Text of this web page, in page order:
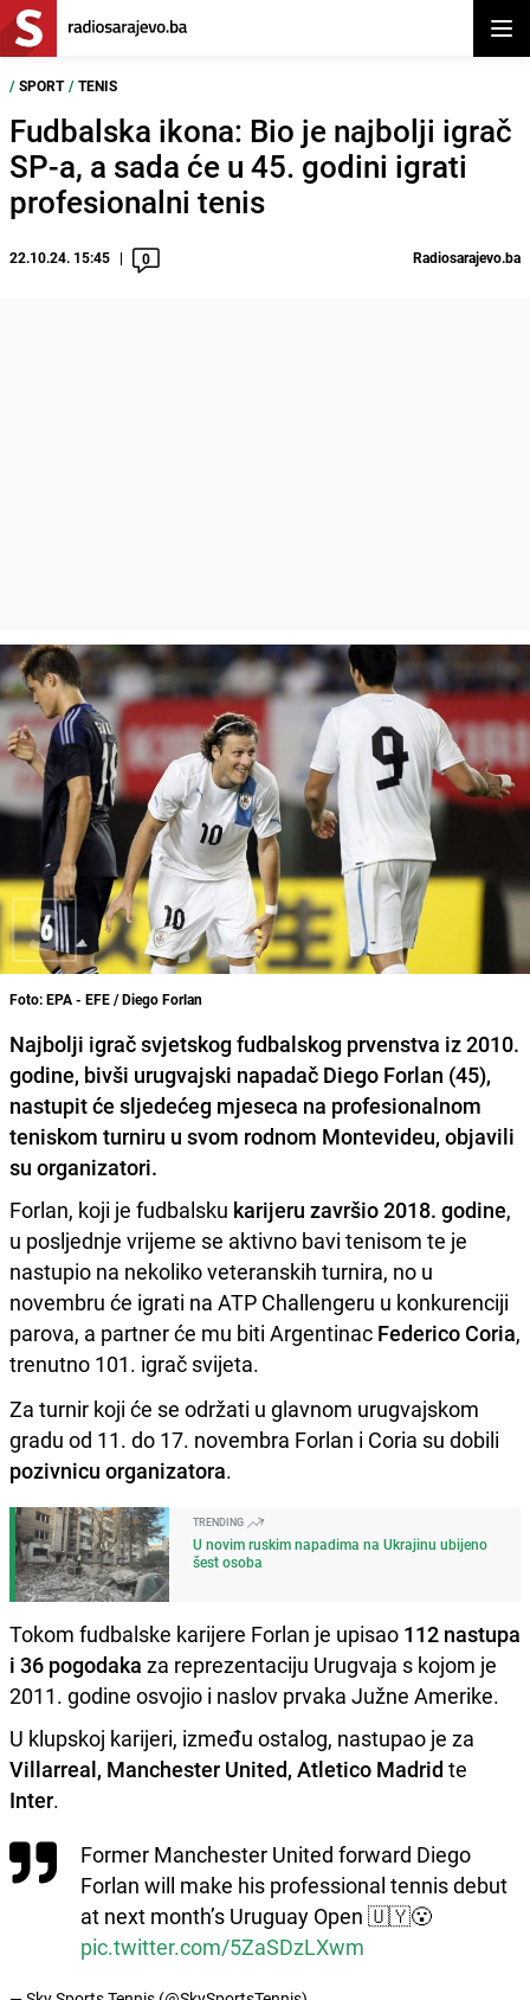
/ SPORT / TENIS
Fudbalska ikona: Bio je najbolji igrač
SP-a, a sada će u 45. godini igrati
profesionalni tenis
22.10.24. 15:45 0 Radiosarajevo.ba
Foto: EPA - EFE / Diego Forlan
Najbolji igrač svjetskog fudbalskog prvenstva iz 2010.
godine, bivši urugvajski napadač Diego Forlan (45),
nastupit će sljedećeg mjeseca na profesionalnom
teniskom turniru u svom rodnom Montevideu, objavili
su organizatori.
Forlan, koji je fudbalsku karijeru završio 2018. godine,
u posljednje vrijeme se aktivno bavi tenisom te je
nastupio na nekoliko veteranskih turnira, no u
novembru će igrati na ATP Challengeru u konkurenciji
parova, a partner će mu biti Argentinac Federico Coria,
trenutno 101. igrač svijeta.
Za turnir koji će se održati u glavnom urugvajskom
gradu od 11. do 17. novembra Forlan i Coria su dobili
pozivnicu organizatora.
TRENDING
U novim ruskim napadima na Ukrajinu ubijeno
šest osoba
Tokom fudbalske karijere Forlan je upisao 112 nastupa
i 36 pogodaka za reprezentaciju Urugvaja s kojom je
2011. godine osvojio i naslov prvaka Južne Amerike.
U klupskoj karijeri, između ostalog, nastupao je za
Villarreal, Manchester United, Atletico Madrid te
Inter.
Former Manchester United forward Diego
Forlan will make his professional tennis debut
at next month’s Uruguay Open 🇺🇾😮
pic.twitter.com/5ZaSDzLXwm